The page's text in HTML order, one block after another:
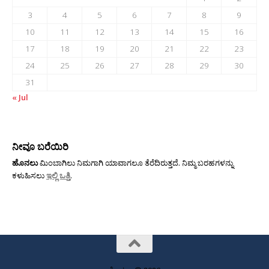
3
4 5 6 7 8
9
10
11 12 13 14 15
16
17
18 19 20 21 22
23
24
25 26 27 28 29
30
31
« Jul
ನೀವೂ ಬರೆಯಿರಿ
ಹೊನಲುಮಿಂಬಾಗಿಲು ನಿಮಗಾಗಿ ಯಾವಾಗಲೂ ತೆರೆದಿರುತ್ತದೆ. ನಿಮ್ಮ ಬರಹಗಳನ್ನು
ಕಳುಹಿಸಲುಇಲ್ಲಿ ಒತ್ತಿ.